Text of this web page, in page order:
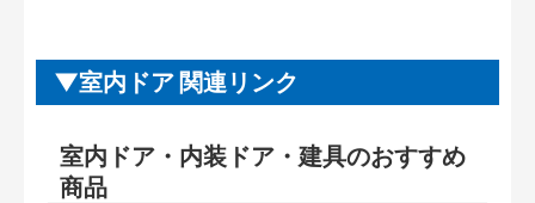
室内ドア 関連リンク
室内ドア・内装ドア・建具のおすすめ
商品